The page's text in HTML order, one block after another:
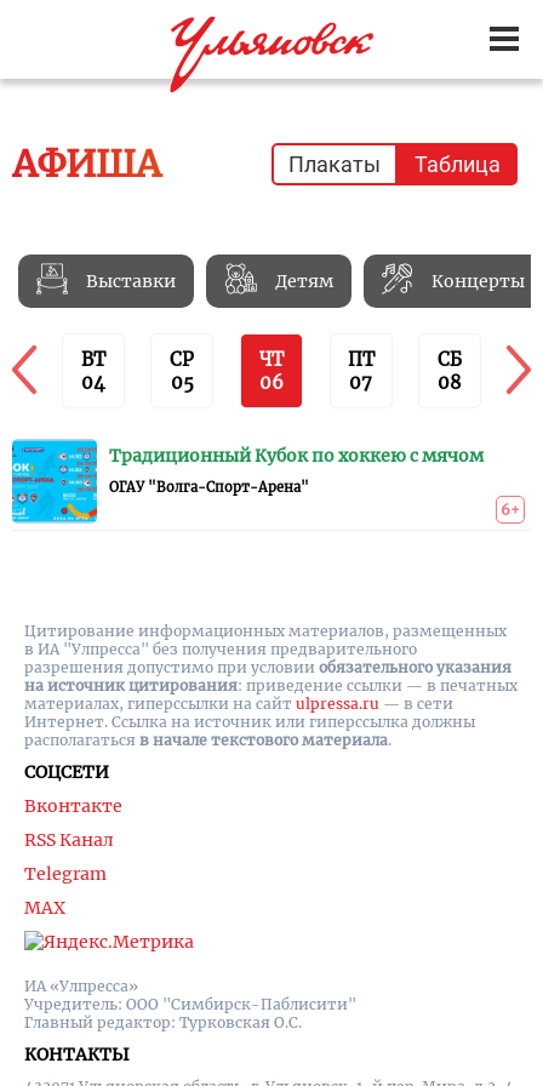
АФИША Плакаты Таблица
Выставки Детям Концерты
ВТ
04
СР
05
ЧТ
06
ПТ
07
СБ
08
Традиционный Кубок по хоккею с мячом
ОГАУ "Волга-Спорт-Арена"
6+
ИА «Улпресса»
Учредитель: ООО "Симбирск-Паблисити"
Главный редактор: Турковская О.С.
КОНТАКТЫ
СОЦСЕТИ
Вконтакте
RSS Канал
Telegram
MAX
Цитирование информационных материалов, размещенных
в ИА "Улпресса" без получения предварительного
разрешения допустимо при условии обязательного указания
на источник цитирования: приведение ссылки — в печатных
материалах, гиперссылки на cайт ulpressa.ru — в сети
Интернет. Ссылка на источник или гиперссылка должны
располагаться в начале текстового материала.